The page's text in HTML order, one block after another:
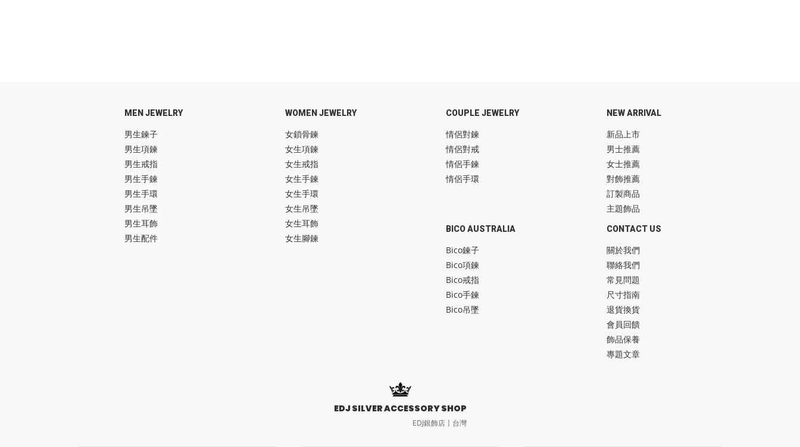
MEN JEWELRY
男生鍊子
男生項鍊
男生戒指
男生手鍊
男生手環
男生吊墜
男生耳飾
男生配件
WOMEN JEWELRY
女鎖骨鍊
女生項鍊
女生戒指
女生手鍊
女生手環
女生吊墜
女生耳飾
女生腳鍊
COUPLE JEWELRY
情侶對鍊
情侶對戒
情侶手鍊
情侶手環
BICO AUSTRALIA
Bico鍊子
Bico項鍊
Bico戒指
Bico手鍊
Bico吊墜
NEW ARRIVAL
新品上市
男士推薦
女士推薦
對飾推薦
訂製商品
主題飾品
CONTACT US
關於我們
聯絡我們
常見問題
尺寸指南
退貨換貨
會員回饋
飾品保養
專題文章
EDJ SILVER ACCESSORY SHOP
EDJ銀飾店〡台灣